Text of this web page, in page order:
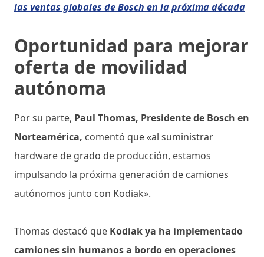
las ventas globales de Bosch en la próxima década
Oportunidad para mejorar
oferta de movilidad
autónoma
Por su parte, Paul Thomas, Presidente de Bosch en
Norteamérica, comentó que «al suministrar
hardware de grado de producción, estamos
impulsando la próxima generación de camiones
autónomos junto con Kodiak».
Thomas destacó que Kodiak ya ha implementado
camiones sin humanos a bordo en operaciones